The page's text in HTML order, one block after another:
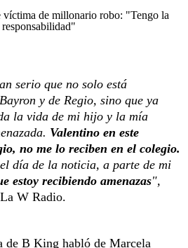
víctima de millonario robo: "Tengo la
serio que no solo está
y de Regio, sino que ya
la vida de mi hijo y la mía
Valentino en este
no me lo reciben en el colegio.
día de la noticia, a parte de mi
estoy recibiendo amenazas",
W Radio.
de B King habló de Marcela